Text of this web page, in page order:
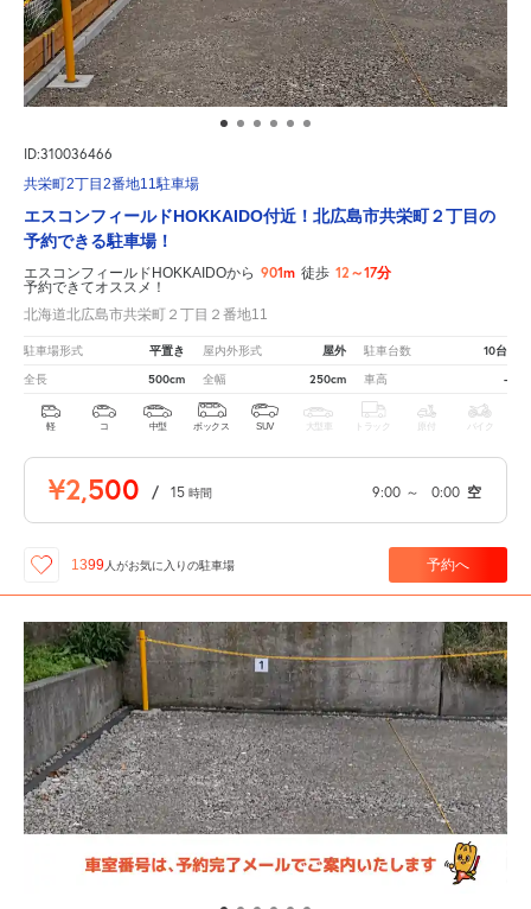
ID:310036466
共栄町2丁目2番地11駐車場
エスコンフィールドHOKKAIDO付近！北広島市共栄町２丁目の
予約できる駐車場！
エスコンフィールドHOKKAIDOから 901m 徒歩 12～17分
予約できてオススメ！
北海道北広島市共栄町２丁目２番地11
駐車場形式 平置き 屋内外形式 屋外 駐車台数 10台
全長 500cm 全幅 250cm 車高 -
軽 コ 中型 ボックス SUV 大型車 トラック 原付 バイク
¥2,500 / 15 時間 9:00 ～ 0:00 空
1399 人がお気に入りの駐車場 予約へ